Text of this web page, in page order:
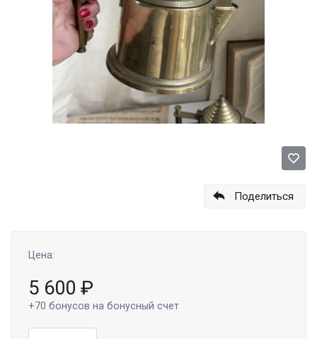
Поделиться
Цена:
5 600 ₽
+70 бонусов на бонусный счет